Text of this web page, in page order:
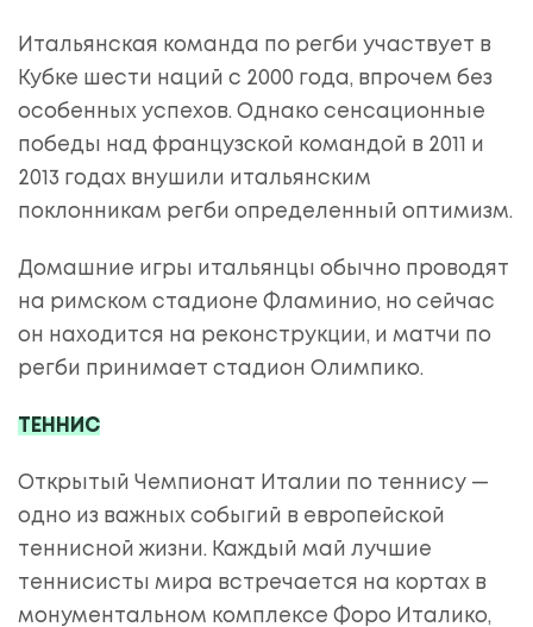
Итальянская команда по регби участвует в
Кубке шести наций с 2000 года, впрочем без
особенных успехов. Однако сенсационные
победы над французской командой в 2011 и
2013 годах внушили итальянским
поклонникам регби определенный оптимизм.
Домашние игры итальянцы обычно проводят
на римском стадионе Фламинио, но сейчас
он находится на реконструкции, и матчи по
регби принимает стадион Олимпико.
ТЕННИС
Открытый Чемпионат Италии по теннису —
одно из важных собыгий в европейской
теннисной жизни. Каждый май лучшие
теннисисты мира встречается на кортах в
монументальном комплексе Форо Италико,